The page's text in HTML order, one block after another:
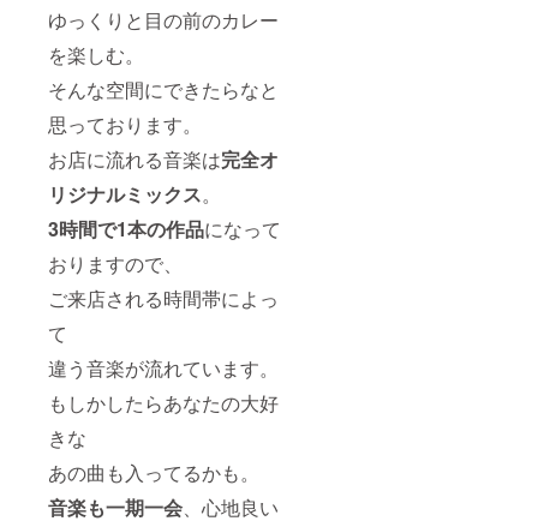
ゆっくりと目の前のカレー
を楽しむ。
そんな空間にできたらなと
思っております。
お店に流れる音楽は完全オ
リジナルミックス。
3時間で1本の作品になって
おりますので、
ご来店される時間帯によっ
て
違う音楽が流れています。
もしかしたらあなたの大好
きな
あの曲も入ってるかも。
音楽も一期一会、心地良い